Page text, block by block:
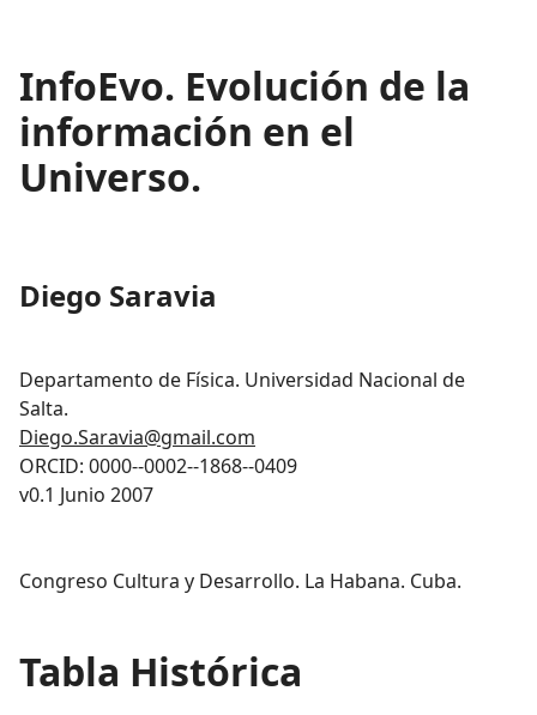
InfoEvo. Evolución de la
información en el
Universo.
Diego Saravia
Departamento de Física. Universidad Nacional de
Salta.
Diego.Saravia@gmail.com
ORCID: 0000--0002--1868--0409
v0.1 Junio 2007
Congreso Cultura y Desarrollo. La Habana. Cuba.
Tabla Histórica